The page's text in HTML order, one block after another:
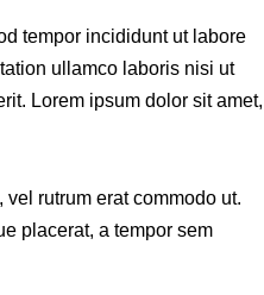
tempor incididunt ut labore
ullamco laboris nisi ut
Lorem ipsum dolor sit amet,
rutrum erat commodo ut.
placerat, a tempor sem